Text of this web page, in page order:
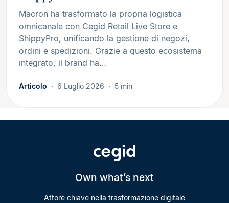
Macron ha trasformato la propria logistica
omnicanale con Cegid Retail Live Store e
ShippyPro, unificando la gestione di negozi,
ordini e spedizioni. Grazie a questo ecosistema
integrato, il brand ha…
Articolo 6 Luglio 2026 5 min
Own what’s next
Attore chiave nella trasformazione digitale